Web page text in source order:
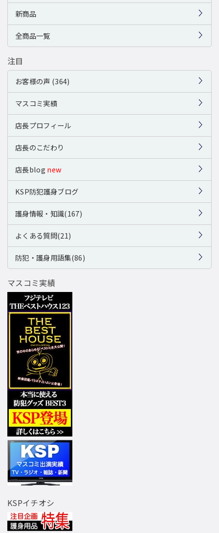
新商品
全商品一覧
注目
お客様の声 (364)
マスコミ実績
店長プロフィール
店長のこだわり
店長blog new
KSP防犯護身ブログ
護身情報・知識(167)
よくある質問(21)
防犯・護身用語集(86)
マスコミ実績
KSPイチオシ